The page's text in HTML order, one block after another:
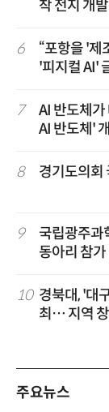
착 전지 개발
6
“포항을 '제
'피지컬 AI'
7
AI 반도체
AI 반도체'
8 경기도의회
9
국립광주
동아리 참가
10 경북대, '대
최… 지역
주요뉴스